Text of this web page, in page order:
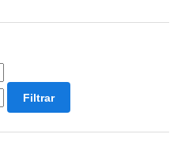
Filtrar